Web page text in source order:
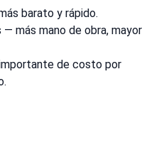
barato y rápido.
más mano de obra, mayor
de costo por